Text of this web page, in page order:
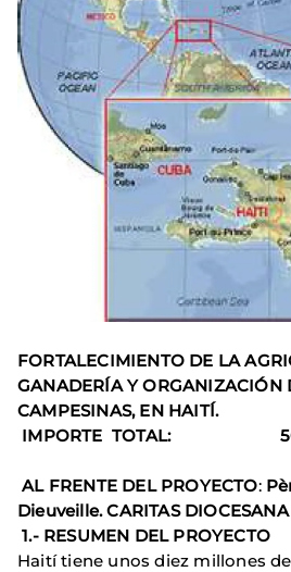
FORTALECIMIENTO DE LA
GANADERÍA Y ORGANIZACIÓN
CAMPESINAS, EN HAITÍ.
IMPORTE TOTAL:
AL FRENTE DEL PROYECTO:
Dieuveille. CARITAS
1.- RESUMEN DEL PROYECTO
Haití tiene unos diez millones